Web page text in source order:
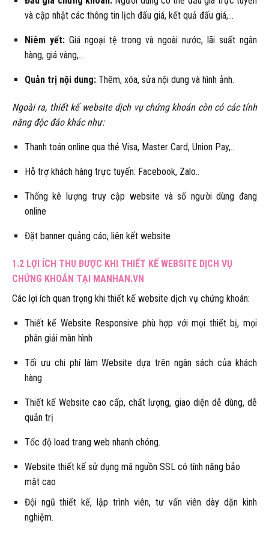
và cập nhật các thông tin lịch đấu giá, kết quả đấu giá,…
Niêm yết:Giá ngoại tệ trong và ngoài nước, lãi suất ngân
hàng, giá vàng,…
Quản trị nội dung:Thêm, xóa, sửa nội dung và hình ảnh.
Ngoài ra, thiết kế website dịch vụ chứng khoán còn có các tính
năng độc đáo khác như:
Thanh toán online qua thẻ Visa, Master Card, Union Pay,…
Hỗ trợ khách hàng trực tuyến: Facebook, Zalo..
Thống kê lượng truy cập website và số người dùng đang
online
Đặt banner quảng cáo, liên kết website
1.2 LỢI ÍCH THU ĐƯỢC KHI THIẾT KẾ WEBSITE DỊCH VỤ
CHỨNG KHOÁN TẠI MANHAN.VN
Các lợi ích quan trọng khi thiết kế website dịch vụ chứng khoán:
Thiết kế Website Responsive phù hợp với mọi thiết bị, mọi
phân giải màn hình
Tối ưu chi phí làm Website dựa trên ngân sách của khách
hàng
Thiết kế Website cao cấp, chất lượng, giao diện dễ dùng, dễ
quản trị
Tốc độ load trang web nhanh chóng.
Website thiết kế sử dụng mã nguồn SSL có tính năng bảo
mật cao
Đội ngũ thiết kế, lập trình viên, tư vấn viên dày dặn kinh
nghiệm.